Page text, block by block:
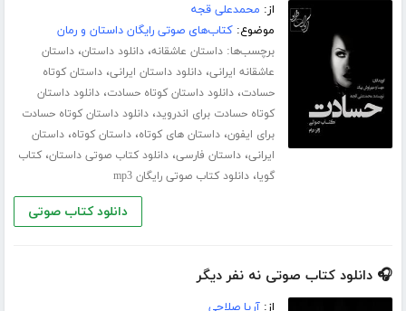
از: محمدعلی قجه
موضوع:کتاب‌های صوتی رایگان داستان و رمان
برچسب‌ها:داستان عاشقانه،دانلود داستان،داستان
عاشقانه ایرانی،دانلود داستان ایرانی،داستان کوتاه
حسادت،دانلود داستان کوتاه حسادت،دانلود داستان
کوتاه حسادت برای اندروید،دانلود داستان کوتاه حسادت
برای ایفون،داستان های کوتاه،داستان کوتاه،داستان
ایرانی،داستان فارسی،دانلود کتاب صوتی داستان،کتاب
گویا،دانلود کتاب صوتی رایگان mp3
دانلود کتاب صوتی
🎧 دانلود کتاب صوتی نه نفر دیگر
از:آریا صلاحی